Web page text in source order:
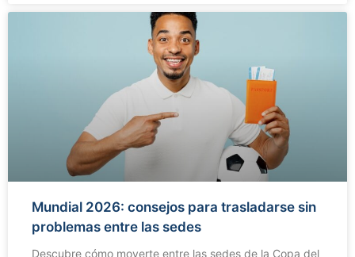
Mundial 2026: consejos para trasladarse sin
problemas entre las sedes
Descubre cómo moverte entre las sedes de la Copa del